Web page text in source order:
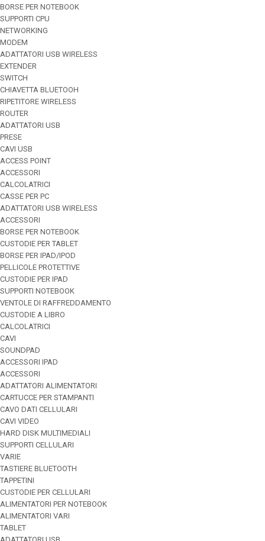
BORSE PER NOTEBOOK
SUPPORTI CPU
NETWORKING
MODEM
ADATTATORI USB WIRELESS
EXTENDER
SWITCH
CHIAVETTA BLUETOOH
RIPETITORE WIRELESS
ROUTER
ADATTATORI USB
PRESE
CAVI USB
ACCESS POINT
ACCESSORI
CALCOLATRICI
CASSE PER PC
ADATTATORI USB WIRELESS
ACCESSORI
BORSE PER NOTEBOOK
CUSTODIE PER TABLET
BORSE PER IPAD/IPOD
PELLICOLE PROTETTIVE
CUSTODIE PER IPAD
SUPPORTI NOTEBOOK
VENTOLE DI RAFFREDDAMENTO
CUSTODIE A LIBRO
CALCOLATRICI
CAVI
SOUNDPAD
ACCESSORI IPAD
ACCESSORI
ADATTATORI ALIMENTATORI
CARTUCCE PER STAMPANTI
CAVO DATI CELLULARI
CAVI VIDEO
HARD DISK MULTIMEDIALI
SUPPORTI CELLULARI
VARIE
TASTIERE BLUETOOTH
TAPPETINI
CUSTODIE PER CELLULARI
ALIMENTATORI PER NOTEBOOK
ALIMENTATORI VARI
TABLET